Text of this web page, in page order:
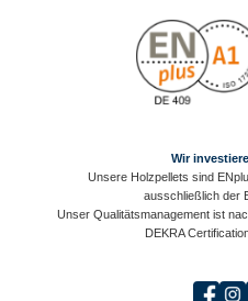
Wir
Unsere Holzpellets sind
ausschließlich der
Unser Qualitätsmanagement ist
DEKRA